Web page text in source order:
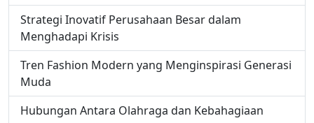
Strategi Inovatif Perusahaan Besar dalam
Menghadapi Krisis
Tren Fashion Modern yang Menginspirasi Generasi
Muda
Hubungan Antara Olahraga dan Kebahagiaan